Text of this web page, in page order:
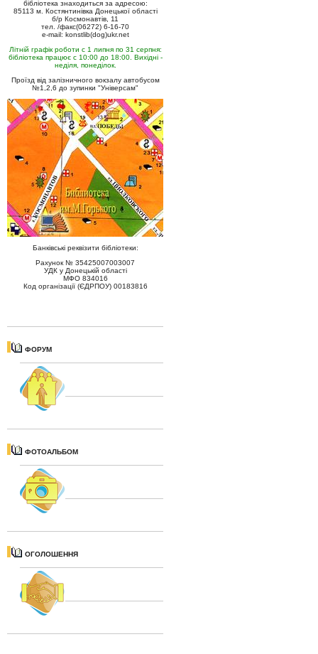
бібліотека знаходиться за адресою:
85113 м. Костянтинівка Донецької області
б/р Космонавтів, 11
тел. /факс(06272) 6-16-70
e-mail: konstlib(dog)ukr.net
Літній графік роботи с 1 липня по 31 серпня:
бібліотека працює с 10:00 до 18:00. Вихідні -
неділя, понеділок.
Проїзд від залізничного вокзалу автобусом
№1,2,6 до зупинки "Універсам"
Банківські реквізити бібліотеки:
Рахунок № 35425007003007
УДК у Донецькій області
МФО 834016
Код організації (ЄДРПОУ) 00183816
ФОРУМ
ФОТОАЛЬБОМ
ОГОЛОШЕННЯ